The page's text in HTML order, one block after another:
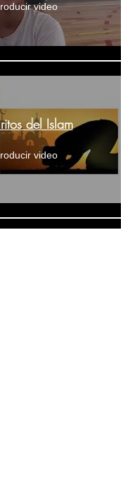
video
del Islam
video